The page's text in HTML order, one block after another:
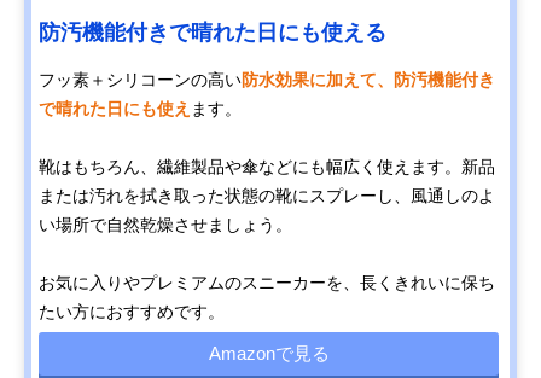
防汚機能付きで晴れた日にも使える
フッ素＋シリコーンの高い防水効果に加えて、防汚機能付き
で晴れた日にも使え ます。
靴はもちろん、繊維製品や傘などにも幅広く使えます。新品
または汚れを拭き取った状態の靴にスプレーし、風通しのよ
い場所で自然乾燥させましょう。
お気に入りやプレミアムのスニーカーを、長くきれいに保ち
たい方におすすめです。
Amazonで見る